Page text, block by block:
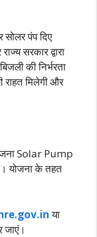
पंप दिए
सरकार द्वारा
की निर्भरता
राहत मिलेगी और
Solar Pump
योजना के तहत
या
जाएं।